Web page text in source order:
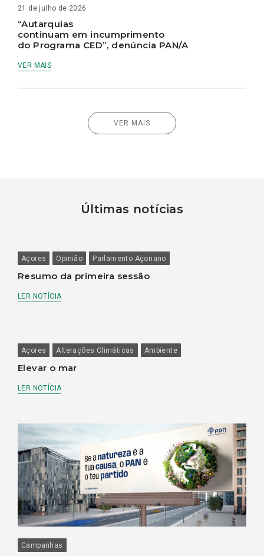
21 de julho de 2026
“Autarquias
continuam em incumprimento
do Programa CED”, denúncia PAN/A
VER MAIS
VER MAIS
Últimas notícias
Açores Opinião Parlamento Açoriano
Resumo da primeira sessão
LER NOTÍCIA
Açores Alterações Climáticas Ambiente
Elevar o mar
LER NOTÍCIA
Campanhas